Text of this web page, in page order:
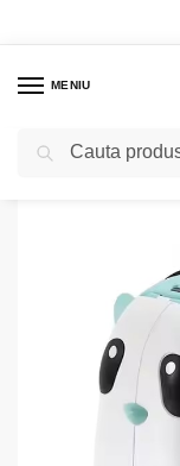
MENIU
Prima pagină / Copii /